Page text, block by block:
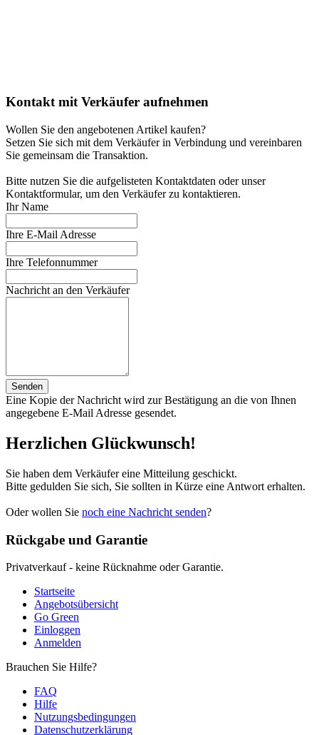
Kontakt mit Verkäufer aufnehmen
Wollen Sie den angebotenen Artikel kaufen?
Setzen Sie sich mit dem Verkäufer in Verbindung und vereinbaren
Sie gemeinsam die Transaktion.
Bitte nutzen Sie die aufgelisteten Kontaktdaten oder unser
Kontaktformular, um den Verkäufer zu kontaktieren.
Ihr Name
Ihre E-Mail Adresse
Ihre Telefonnummer
Nachricht an den Verkäufer
Senden
Eine Kopie der Nachricht wird zur Bestätigung an die von Ihnen
angegebene E-Mail Adresse gesendet.
Herzlichen Glückwunsch!
Sie haben dem Verkäufer eine Mitteilung geschickt.
Bitte gedulden Sie sich, Sie sollten in Kürze eine Antwort erhalten.
Oder wollen Sie noch eine Nachricht senden?
Rückgabe und Garantie
Privatverkauf - keine Rücknahme oder Garantie.
Startseite
Angebotsübersicht
Go Green
Einloggen
Anmelden
Brauchen Sie Hilfe?
FAQ
Hilfe
Nutzungsbedingungen
Datenschutzerklärung